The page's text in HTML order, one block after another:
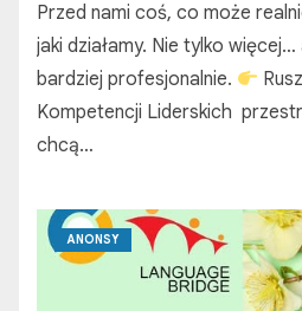
Przed nami coś, co może
jaki działamy. Nie tylko
bardziej profesjonalnie.
Kompetencji Liderskich
chcą…
ANONSY